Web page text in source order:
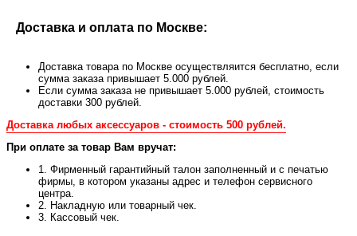
Доставка и оплата по Москве:
Доставка товара по Москве осуществляится бесплатно, если
сумма заказа привышает 5.000 рублей.
Если сумма заказа не привышает 5.000 рублей, стоимость
доставки 300 рублей.
Доставка любых аксессуаров - стоимость 500 рублей.
При оплате за товар Вам вручат:
1. Фирменный гарантийный талон заполненный и с печатью
фирмы, в котором указаны адрес и телефон сервисного
центра.
2. Накладную или товарный чек.
3. Кассовый чек.